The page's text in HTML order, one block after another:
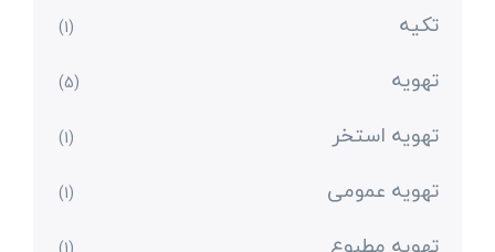
تکیه (1)
تهویه (5)
تهویه استخر (1)
تهویه عمومی (1)